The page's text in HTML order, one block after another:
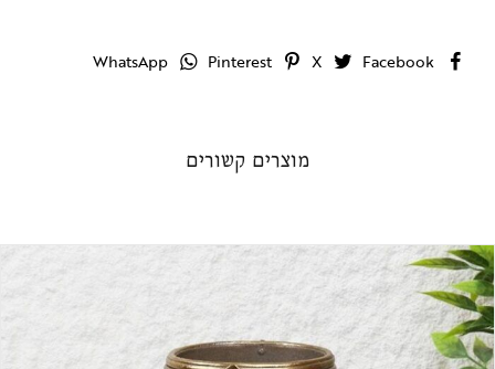
Facebook
X
Pinterest
WhatsApp
מוצרים קשורים